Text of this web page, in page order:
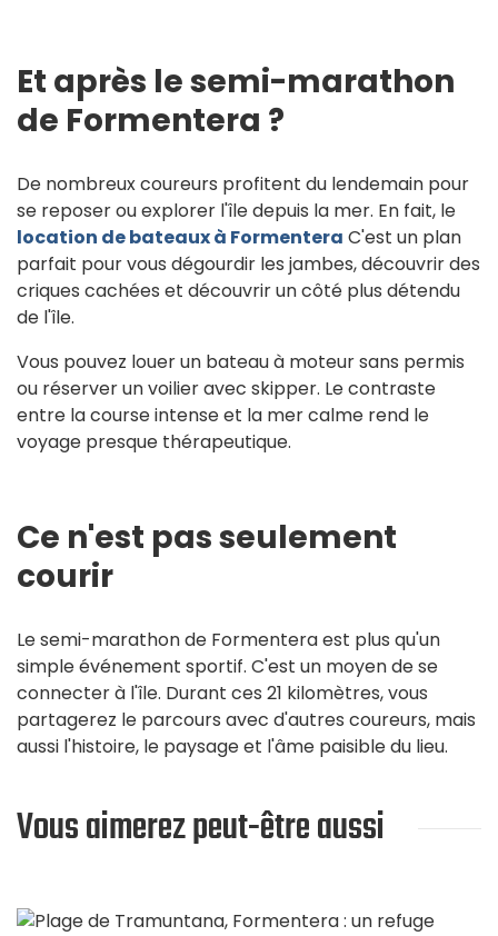
Et après le semi-marathon
de Formentera ?
De nombreux coureurs profitent du lendemain pour
se reposer ou explorer l'île depuis la mer. En fait, le
location de bateaux à Formentera C'est un plan
parfait pour vous dégourdir les jambes, découvrir des
criques cachées et découvrir un côté plus détendu
de l'île.
Vous pouvez louer un bateau à moteur sans permis
ou réserver un voilier avec skipper. Le contraste
entre la course intense et la mer calme rend le
voyage presque thérapeutique.
Ce n'est pas seulement
courir
Le semi-marathon de Formentera est plus qu'un
simple événement sportif. C'est un moyen de se
connecter à l'île. Durant ces 21 kilomètres, vous
partagerez le parcours avec d'autres coureurs, mais
aussi l'histoire, le paysage et l'âme paisible du lieu.
Vous aimerez peut-être aussi